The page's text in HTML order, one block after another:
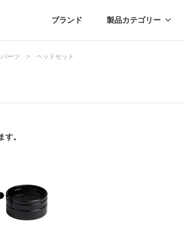
ブランド 製品カテゴリー
自転車パーツ
プレスリリース
ーツ ヘッドセット
す。